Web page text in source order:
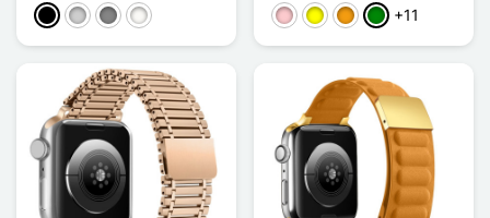
ZwartZilverGris Titanium
Blanc Étoilé RozeGeelOranjeGroen
+11